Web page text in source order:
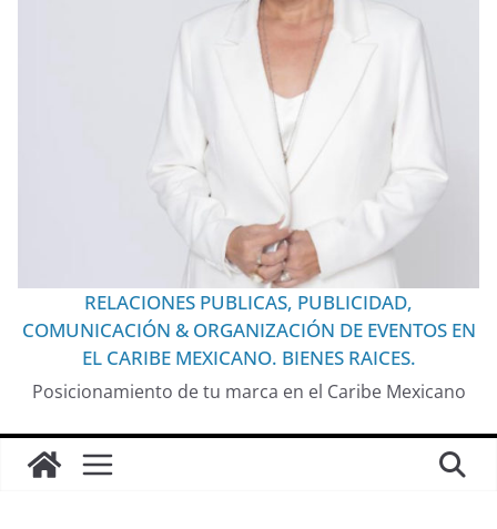
RELACIONES PUBLICAS, PUBLICIDAD,
COMUNICACIÓN & ORGANIZACIÓN DE EVENTOS EN
EL CARIBE MEXICANO. BIENES RAICES.
Posicionamiento de tu marca en el Caribe Mexicano